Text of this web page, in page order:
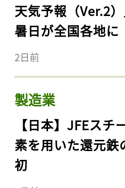
天気予報（Ver.2
暑日が全国各地に
2日前
製造業
【日本】JFEス
素を用いた還元
初